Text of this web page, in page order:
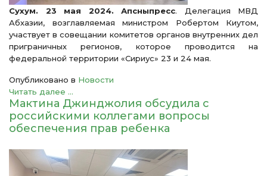
Сухум. 23 мая 2024. Апсныпресс. Делегация МВД
Абхазии, возглавляемая министром Робертом Киутом,
участвует в совещании комитетов органов внутренних дел
приграничных регионов, которое проводится на
федеральной территории «Сириус» 23 и 24 мая.
Опубликовано в Новости
Читать далее ...
Мактина Джинджолия обсудила с
российскими коллегами вопросы
обеспечения прав ребенка